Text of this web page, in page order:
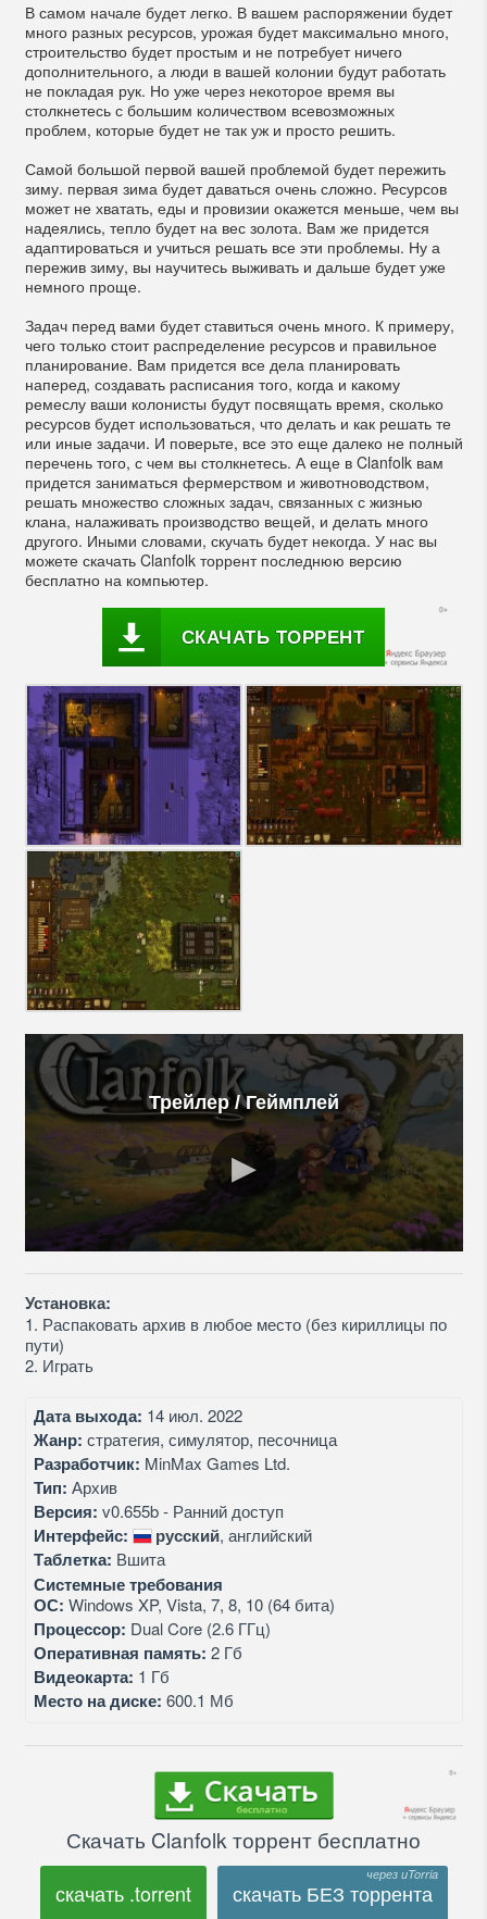
В самом начале будет легко. В вашем распоряжении будет
много разных ресурсов, урожая будет максимально много,
строительство будет простым и не потребует ничего
дополнительного, а люди в вашей колонии будут работать
не покладая рук. Но уже через некоторое время вы
столкнетесь с большим количеством всевозможных
проблем, которые будет не так уж и просто решить.
Самой большой первой вашей проблемой будет пережить
зиму. первая зима будет даваться очень сложно. Ресурсов
может не хватать, еды и провизии окажется меньше, чем вы
надеялись, тепло будет на вес золота. Вам же придется
адаптироваться и учиться решать все эти проблемы. Ну а
пережив зиму, вы научитесь выживать и дальше будет уже
немного проще.
Задач перед вами будет ставиться очень много. К примеру,
чего только стоит распределение ресурсов и правильное
планирование. Вам придется все дела планировать
наперед, создавать расписания того, когда и какому
ремеслу ваши колонисты будут посвящать время, сколько
ресурсов будет использоваться, что делать и как решать те
или иные задачи. И поверьте, все это еще далеко не полный
перечень того, с чем вы столкнетесь. А еще в Clanfolk вам
придется заниматься фермерством и животноводством,
решать множество сложных задач, связанных с жизнью
клана, налаживать производство вещей, и делать много
другого. Иными словами, скучать будет некогда. У нас вы
можете скачать Clanfolk торрент последнюю версию
бесплатно на компьютер.
СКАЧАТЬ ТОРРЕНТ
Трейлер / Геймплей
Установка:
1. Распаковать архив в любое место (без кириллицы по
пути)
2. Играть
Дата выхода: 14 июл. 2022
Жанр: стратегия, симулятор, песочница
Разработчик: MinMax Games Ltd.
Тип: Архив
Версия: v0.655b - Ранний доступ
Интерфейс: русский, английский
Таблетка: Вшита
Системные требования
ОС: Windows XP, Vista, 7, 8, 10 (64 бита)
Процессор: Dual Core (2.6 ГГц)
Оперативная память: 2 Гб
Видеокарта: 1 Гб
Место на диске: 600.1 Мб
Скачать Clanfolk торрент бесплатно
скачать .torrent скачать БЕЗ торрента